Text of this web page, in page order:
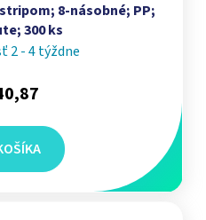
8‑násobné; PP;
300 ks
2 - 4 týždne